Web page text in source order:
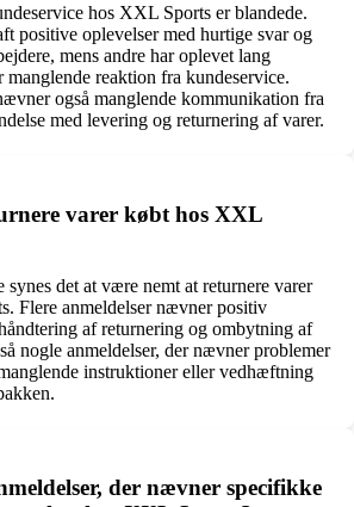
hos XXL Sports er blandede.
positive oplevelser med hurtige svar og
mens andre har oplevet lang
manglende reaktion fra kundeservice.
også manglende kommunikation fra
med levering og returnering af varer.
varer købt hos XXL
synes det at være nemt at returnere varer
Flere anmeldelser nævner positiv
af returnering og ombytning af
nogle anmeldelser, der nævner problemer
instruktioner eller vedhæftning
der nævner specifikke